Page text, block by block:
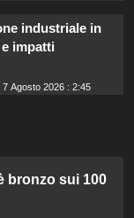
industriale in
impatti
7 Agosto 2026 : 2:45
bronzo sui 100